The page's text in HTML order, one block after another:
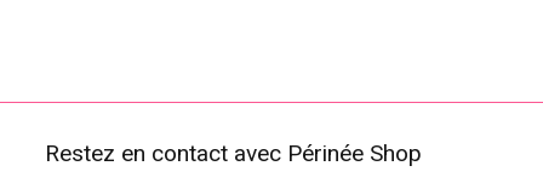
Restez en contact avec Périnée Shop